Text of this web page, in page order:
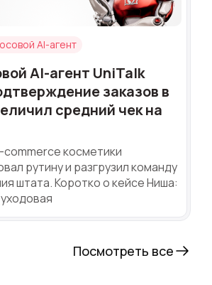
AI-агент
AI-агент UniTalk
заказов в
средний чек на
commerce косметики
рутину и разгрузил команду
штата. Коротко о кейсе Ниша:
Посмотреть все